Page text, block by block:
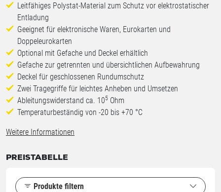
Leitfähiges Polystat-Material zum Schutz vor elektrostatischer
Entladung
Geeignet für elektronische Waren, Eurokarten und
Doppeleurokarten
Optional mit Gefache und Deckel erhältlich
Gefache zur getrennten und übersichtlichen Aufbewahrung
Deckel für geschlossenen Rundumschutz
Zwei Tragegriffe für leichtes Anheben und Umsetzen
Ableitungswiderstand ca. 105 Ohm
Temperaturbeständig von -20 bis +70 °C
Weitere Informationen
PREISTABELLE
Produkte filtern